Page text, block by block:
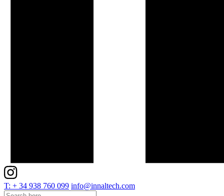
T: + 34 938 760 099 info@innaltech.com